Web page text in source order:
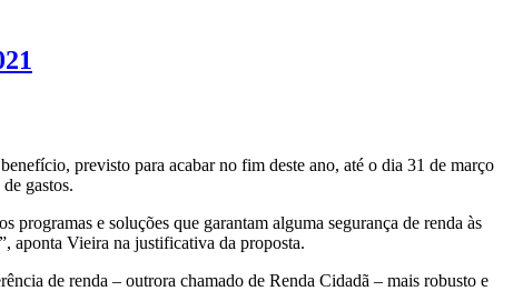
previsto para acabar no fim deste ano, até o dia 31 de março
gastos.
e soluções que garantam alguma segurança de renda às
aponta Vieira na justificativa da proposta.
de renda – outrora chamado de Renda Cidadã – mais robusto e